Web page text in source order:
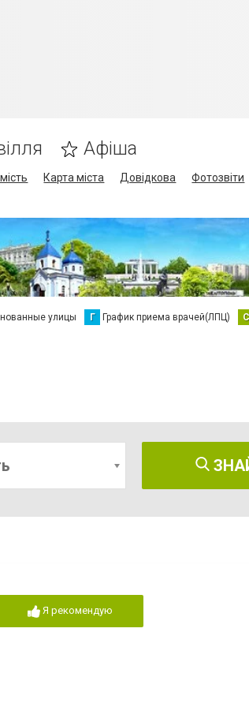
Афіша
Карта міста Довідкова Фотозвіти
улицы Г График приема врачей(ЛПЦ) С
Я рекомендую